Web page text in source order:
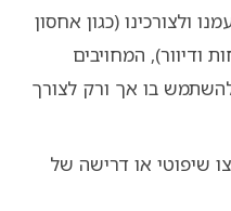
ולצורכינו (כגון אחסון
ודיוור), המחויבים
בו אך ורק לצורך
שיפוטי או דרישה של